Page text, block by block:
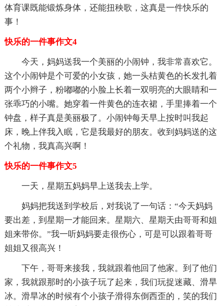
体育课既能锻炼身体，还能扭秧歌，这真是一件快乐的
事！
快乐的一件事作文4
今天，妈妈送我一个美丽的小闹钟，我非常喜欢它。
这个小闹钟是个可爱的小女孩，她一头桔黄色的长发扎着
两个小辫子，粉嘟嘟的小脸上长着一双明亮的大眼睛和一
张乖巧的小嘴。她穿着一件黄色的连衣裙，手里捧着一个
钟盘，样子真是美丽极了。小闹钟每天早上按时叫我起
床，晚上伴我入眠，它是我最好的朋友。收到妈妈送的这
个礼物，我真高兴啊！
快乐的一件事作文5
一天，星期五妈妈早上送我去上学。
妈妈把我送到学校后，对我说了一句话：“今天妈妈
要出差，到星期一才能回来。星期六、星期天由哥哥和姐
姐来带你。”我一听妈妈要走很伤心，可是可以跟着哥哥
姐姐又很高兴！
下午，哥哥来接我，我就跟着他回了他家。到了他们
家，我就跟那时的小孩子玩了起来，我们玩捉迷藏、滑旱
冰。滑旱冰的时候有个小孩子滑得东倒西歪的，笑的我们